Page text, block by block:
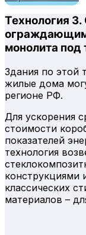
Технология
монолита
Здания по этой
жилые дома
регионе РФ.
Для ускорения
стоимости
показателей
технология
конструкциями
классических
материалов –